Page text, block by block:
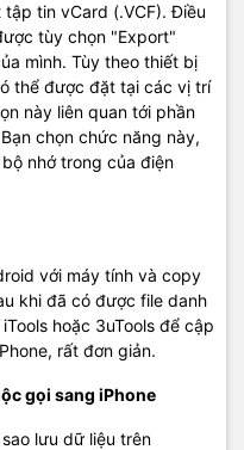
tin vCard (.VCF). Điều
tùy chọn "Export"
mình. Tùy theo thiết bị
thể được đặt tại các vị trí
này liên quan tới phần
chọn chức năng này,
nhớ trong của điện
với máy tính và copy
khi đã có được file danh
hoặc 3uTools để cập
rất đơn giản.
gọi sang iPhone
lưu dữ liệu trên